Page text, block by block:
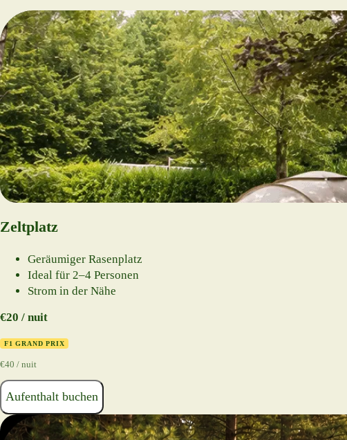
Zeltplatz
Geräumiger Rasenplatz
Ideal für 2–4 Personen
Strom in der Nähe
€20 / nuit
F1 GRAND PRIX
€40 / nuit
Aufenthalt buchen